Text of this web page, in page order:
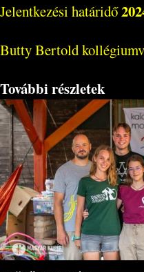
Jelentkezési határidő
Butty Bertold
További részletek